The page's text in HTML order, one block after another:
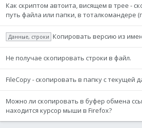
Как скриптом автоита, висящем в трее -
путь файла или папки, в тоталкомандере
Данные, строки Копировать версию из
Не получае скопировать строки в файл.
FileCopy - скопировать в папку с текущей
Можно ли скопировать в буфер обмена
находится курсор мыши в Firefox?